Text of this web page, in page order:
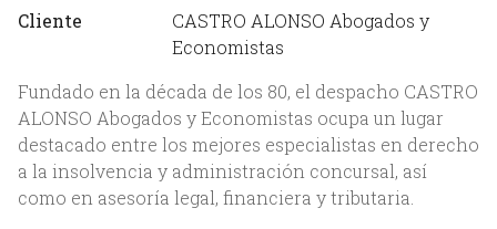
Cliente
CASTRO ALONSO Abogados y
Economistas
Fundado en la década de los 80, el despacho CASTRO
ALONSO Abogados y Economistas ocupa un lugar
destacado entre los mejores especialistas en derecho
a la insolvencia y administración concursal, así
como en asesoría legal, financiera y tributaria.